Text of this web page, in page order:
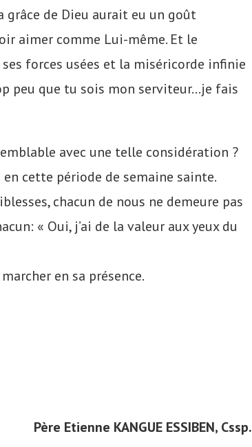
grâce de Dieu aurait eu un goût
aimer comme Lui-même. Et le
forces usées et la miséricorde infinie
peu que tu sois mon serviteur…je fais
avec une telle considération ?
cette période de semaine sainte.
chacun de nous ne demeure pas
« Oui, j’ai de la valeur aux yeux du
en sa présence.
Père Etienne KANGUE ESSIBEN, Cssp.